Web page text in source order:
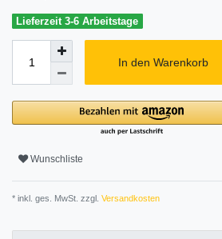
Lieferzeit 3-6 Arbeitstage
In den Warenkorb
Wunschliste
* inkl. ges. MwSt. zzgl. Versandkosten